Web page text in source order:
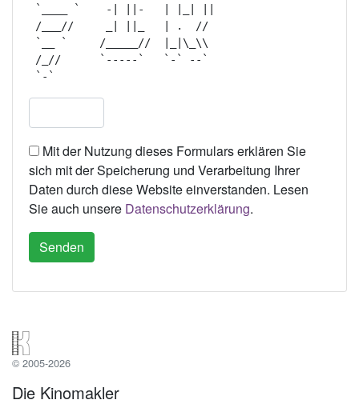
`____ `    -| ||-   | |_| ||
/___//     _| ||_   | .  //
`__ `     /_____//  |_|\_\\
/_//      `-----`   `-` --`
Mit der Nutzung dieses Formulars erklären Sie
sich mit der Speicherung und Verarbeitung Ihrer
Daten durch diese Website einverstanden. Lesen
Sie auch unsere Datenschutzerklärung.
© 2005-2026
Die Kinomakler